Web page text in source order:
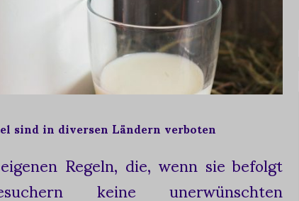
sind in diversen Ländern verboten
Regeln, die, wenn sie befolgt
keine unerwünschten